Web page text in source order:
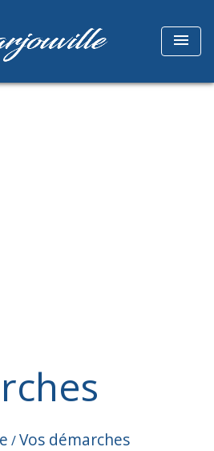
menu
/Vos démarches